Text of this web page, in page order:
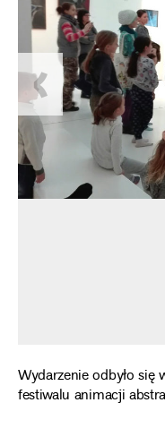
Wydarzenie odbyło
festiwalu animacji